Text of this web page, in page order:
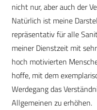
nicht nur, aber auch der
Natürlich ist meine
repräsentativ für alle
meiner Dienstzeit mit
hoch motivierten
hoffe, mit dem
Werdegang das
Allgemeinen zu erhöhen.